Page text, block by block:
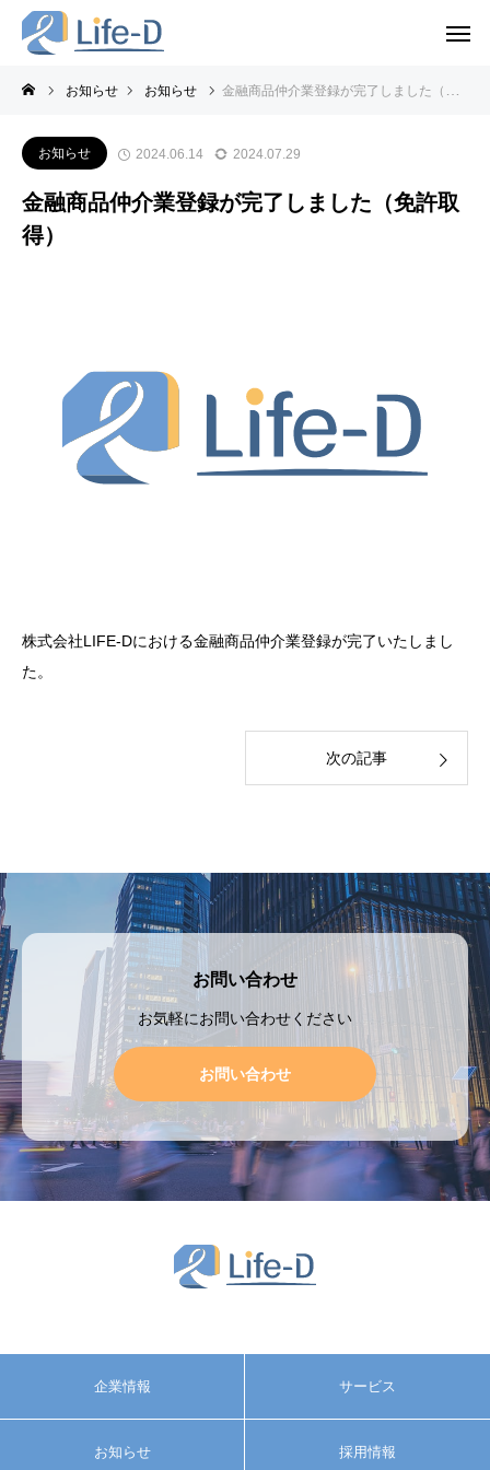
お知らせ お知らせ 金融商品仲介業登録が完了しました（免許取得）
お知らせ 2024.06.14 2024.07.29
金融商品仲介業登録が完了しました（免許取
得）
株式会社LIFE-Dにおける金融商品仲介業登録が完了いたしまし
た。
次の記事
お問い合わせ
お気軽にお問い合わせください
お問い合わせ
企業情報 サービス
お知らせ 採用情報